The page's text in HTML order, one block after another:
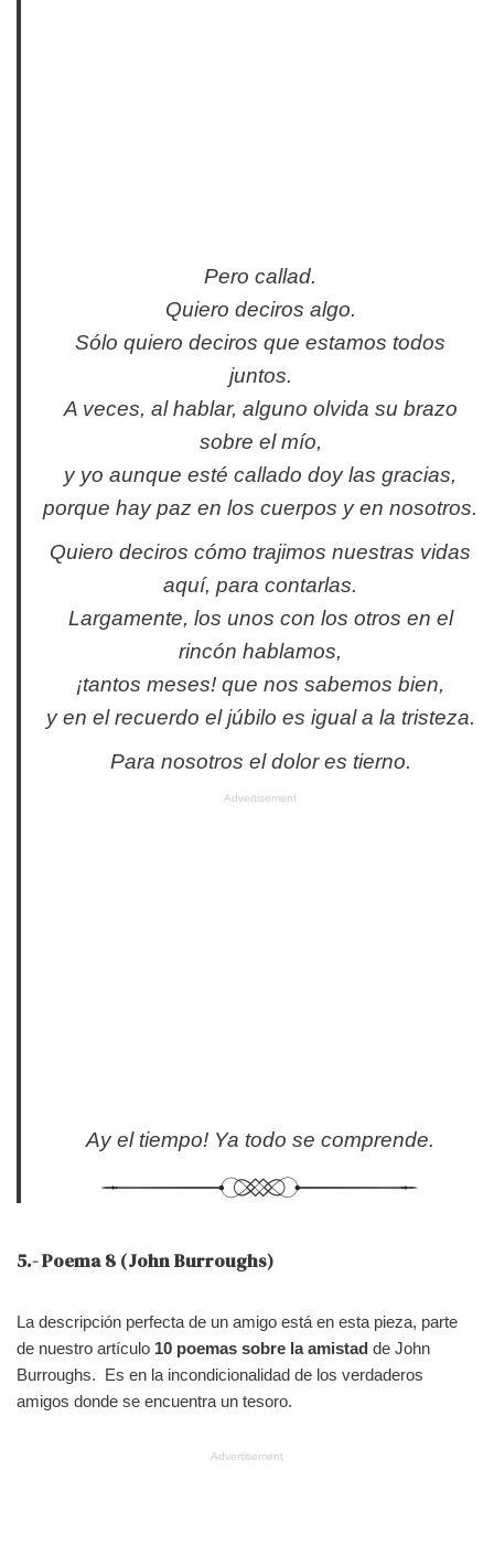
Pero callad.
Quiero deciros algo.
Sólo quiero deciros que estamos todos
juntos.
A veces, al hablar, alguno olvida su brazo
sobre el mío,
y yo aunque esté callado doy las gracias,
porque hay paz en los cuerpos y en nosotros.
Quiero deciros cómo trajimos nuestras vidas
aquí, para contarlas.
Largamente, los unos con los otros en el
rincón hablamos,
¡tantos meses! que nos sabemos bien,
y en el recuerdo el júbilo es igual a la tristeza.
Para nosotros el dolor es tierno.
Advertisement
Ay el tiempo! Ya todo se comprende.
5.- Poema 8 (John Burroughs)
La descripción perfecta de un amigo está en esta pieza, parte
de nuestro artículo 10 poemas sobre la amistad de John
Burroughs. Es en la incondicionalidad de los verdaderos
amigos donde se encuentra un tesoro.
Advertisement